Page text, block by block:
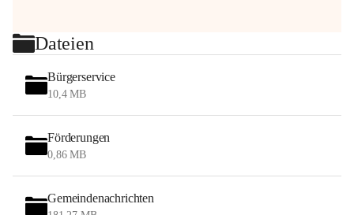
Dateien
Bürgerservice
10,4 MB
Förderungen
0,86 MB
Gemeindenachrichten